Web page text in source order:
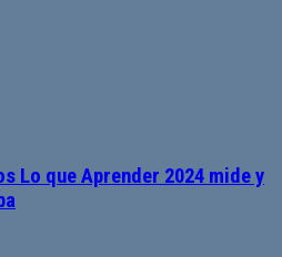
Lo que Aprender 2024 mide y